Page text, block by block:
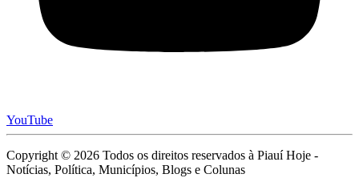
YouTube
Copyright © 2026 Todos os direitos reservados à Piauí Hoje -
Notícias, Política, Municípios, Blogs e Colunas